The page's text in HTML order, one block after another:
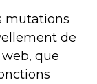
mutations
de
que